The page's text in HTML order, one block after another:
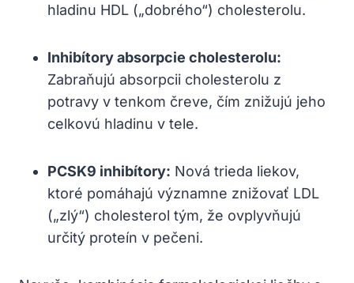
hladinu HDL („dobrého“) cholesterolu.
Inhibítory absorpcie cholesterolu:
Zabraňujú absorpcii cholesterolu z
potravy v tenkom čreve, čím znižujú jeho
celkovú hladinu v tele.
PCSK9 inhibítory: Nová trieda liekov,
ktoré pomáhajú významne znižovať LDL
(„zlý“) cholesterol tým, že ovplyvňujú
určitý proteín v pečeni.